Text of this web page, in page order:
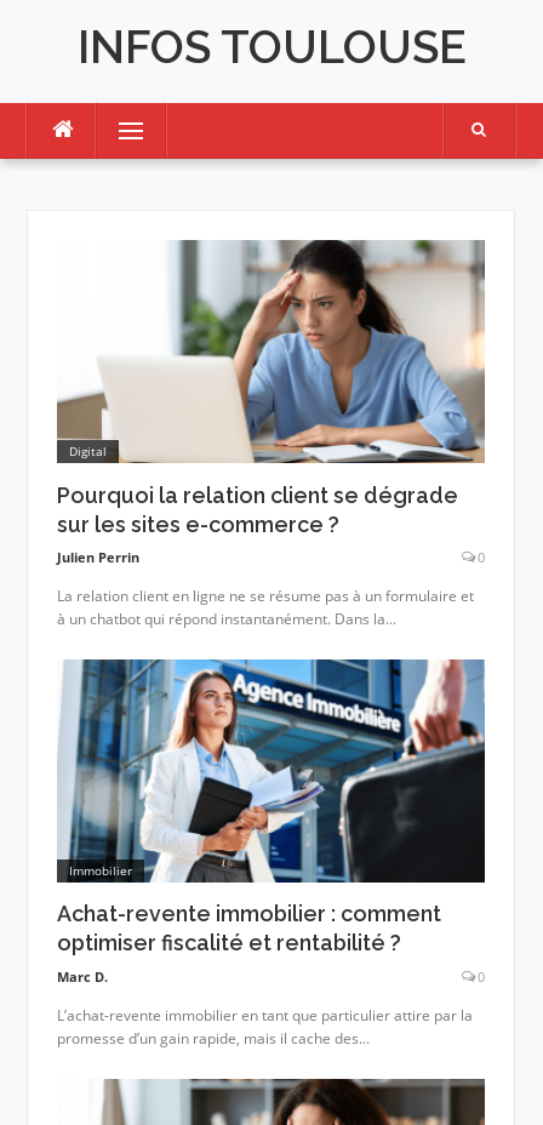
INFOS TOULOUSE
Menu
Digital
Pourquoi la relation client se dégrade
sur les sites e-commerce ?
Julien Perrin 0
La relation client en ligne ne se résume pas à un formulaire et
à un chatbot qui répond instantanément. Dans la...
Immobilier
Achat-revente immobilier : comment
optimiser fiscalité et rentabilité ?
Marc D. 0
L’achat-revente immobilier en tant que particulier attire par la
promesse d’un gain rapide, mais il cache des...